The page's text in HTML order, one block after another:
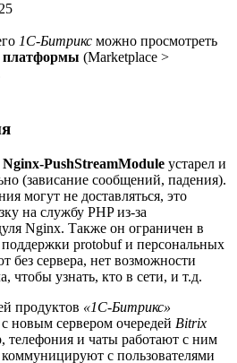
1С-Битрикс можно просмотреть
платформы (Marketplace >
Nginx-PushStreamModule устарел и
(зависание сообщений, падения).
могут не доставляться, это
на службу PHP из-за
Nginx. Также он ограничен в
protobuf и персональных
без сервера, нет возможности
чтобы узнать, кто в сети, и т.д.
продуктов «1С-Битрикс»
новым сервером очередей Bitrix
телефония и чаты работают с ним
коммуницируют с пользователями